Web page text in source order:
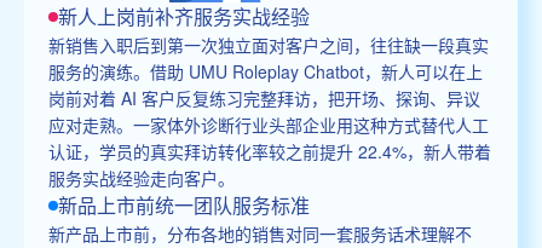
新人上岗前补齐服务实战经验
新销售入职后到第一次独立面对客户之间，往往缺一段真实
服务的演练。借助 UMU Roleplay Chatbot，新人可以在上
岗前对着 AI 客户反复练习完整拜访，把开场、探询、异议
应对走熟。一家体外诊断行业头部企业用这种方式替代人工
认证，学员的真实拜访转化率较之前提升 22.4%，新人带着
服务实战经验走向客户。
新品上市前统一团队服务标准
新产品上市前，分布各地的销售对同一套服务话术理解不